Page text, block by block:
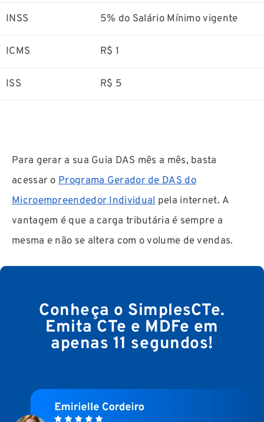
INSS 5% do Salário Mínimo vigente
ICMS R$ 1
ISS R$ 5
Para gerar a sua Guia DAS mês a mês, basta
acessar oPrograma Gerador de DAS do
Microempreendedor Individualpela internet. A
vantagem é que a carga tributária é sempre a
mesma e não se altera com o volume de vendas.
Conheça o SimplesCTe.
Emita CTe e MDFe em
apenas 11 segundos!